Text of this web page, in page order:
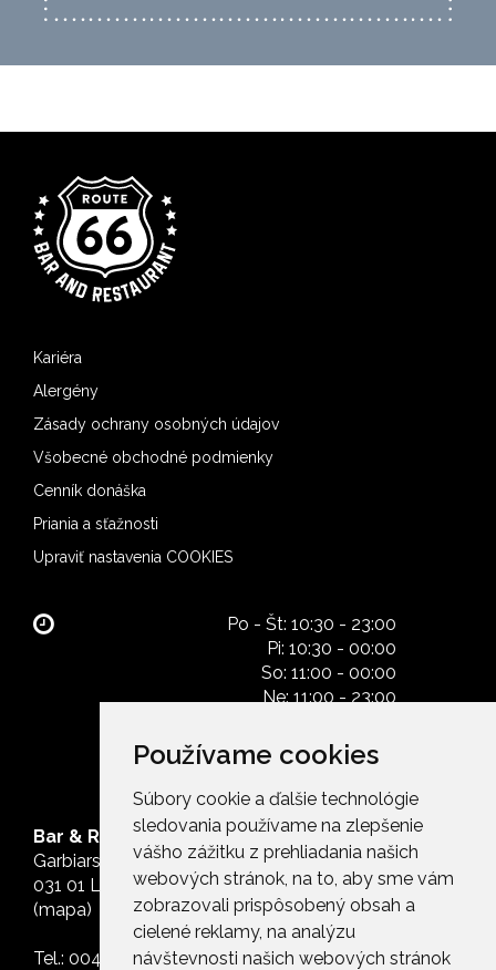
Používame cookies
Súbory cookie a ďalšie technológie
sledovania používame na zlepšenie
vášho zážitku z prehliadania našich
webových stránok, na to, aby sme vám
zobrazovali prispôsobený obsah a
cielené reklamy, na analýzu
návštevnosti našich webových stránok
Kariéra
Alergény
Zásady ochrany osobných údajov
Všobecné obchodné podmienky
Cenník donáška
Priania a sťažnosti
Upraviť nastavenia COOKIES
Po - Št: 10:30 - 23:00
Pi: 10:30 - 00:00
So: 11:00 - 00:00
Ne: 11:00 - 23:00
Bar & Restaurant Route66
Garbiarska 627
031 01 Liptovský Mikuláš
(mapa)
Tel.: 00421911434366